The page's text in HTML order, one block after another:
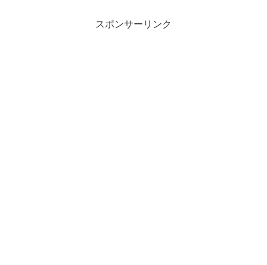
スポンサーリンク